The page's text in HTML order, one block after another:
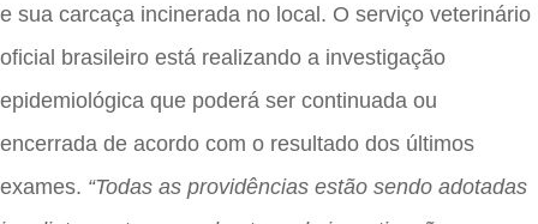
e sua carcaça incinerada no local. O serviço veterinário
oficial brasileiro está realizando a investigação
epidemiológica que poderá ser continuada ou
encerrada de acordo com o resultado dos últimos
exames. “Todas as providências estão sendo adotadas